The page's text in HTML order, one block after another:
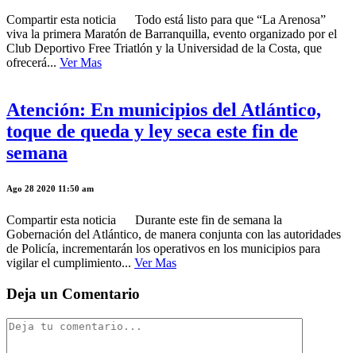
Compartir esta noticia Todo está listo para que “La Arenosa”
viva la primera Maratón de Barranquilla, evento organizado por el
Club Deportivo Free Triatlón y la Universidad de la Costa, que
ofrecerá... Ver Mas
Atención: En municipios del Atlántico,
toque de queda y ley seca este fin de
semana
Ago 28 2020 11:50 am
Compartir esta noticia Durante este fin de semana la
Gobernación del Atlántico, de manera conjunta con las autoridades
de Policía, incrementarán los operativos en los municipios para
vigilar el cumplimiento... Ver Mas
Deja un Comentario